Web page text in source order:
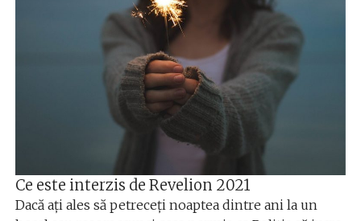
Ce este interzis de Revelion 2021
Dacă ați ales să petreceți noaptea dintre ani la un